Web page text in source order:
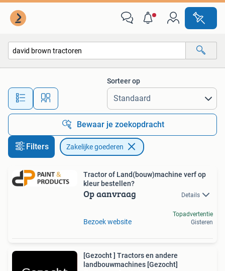
Alle afstanden…
Sorteer op
Bewaar je zoekopdracht
Filters Zakelijke goederen
Tractor of Land(bouw)machine verf op
kleur bestellen?
Op aanvraag Details
Bezoek website
Topadvertentie
Gisteren
[Gezocht ] Tractors en andere
landbouwmachines [Gezocht]